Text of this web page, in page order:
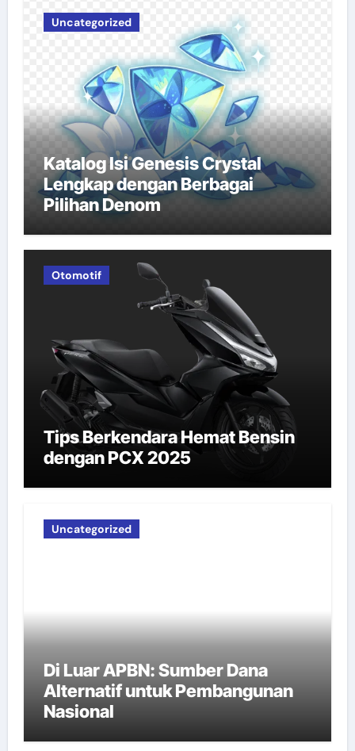
Uncategorized
Katalog Isi Genesis Crystal
Lengkap dengan Berbagai
Pilihan Denom
Otomotif
Tips Berkendara Hemat Bensin
dengan PCX 2025
Uncategorized
Di Luar APBN: Sumber Dana
Alternatif untuk Pembangunan
Nasional